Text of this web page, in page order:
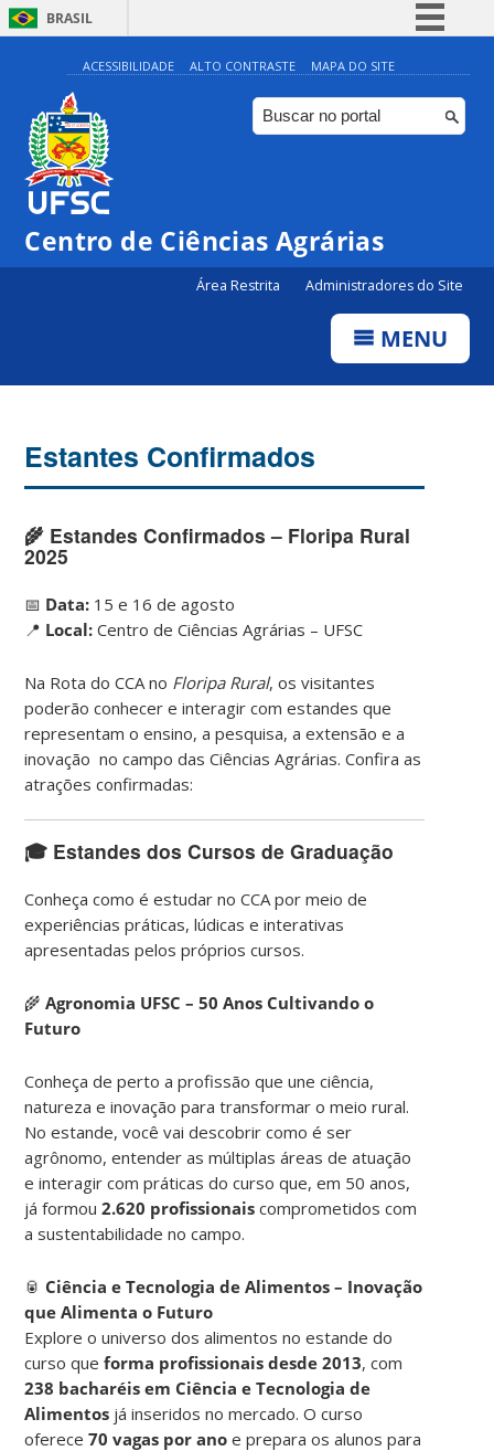
BRASIL
Simplifique!
Comunica BR
Participe
Canais
ACESSIBILIDADE ALTO CONTRASTE MAPA DO SITE
Centro de Ciências Agrárias
Área Restrita Administradores do Site
MENU
Estantes Confirmados
🌾 Estandes Confirmados – Floripa Rural
2025
📅 Data: 15 e 16 de agosto
📍 Local: Centro de Ciências Agrárias – UFSC
Na Rota do CCA no Floripa Rural, os visitantes
poderão conhecer e interagir com estandes que
representam o ensino, a pesquisa, a extensão e a
inovação no campo das Ciências Agrárias. Confira as
atrações confirmadas:
🎓 Estandes dos Cursos de Graduação
Conheça como é estudar no CCA por meio de
experiências práticas, lúdicas e interativas
apresentadas pelos próprios cursos.
🌾Agronomia UFSC – 50 Anos Cultivando o
Futuro
Conheça de perto a profissão que une ciência,
natureza e inovação para transformar o meio rural.
No estande, você vai descobrir como é ser
agrônomo, entender as múltiplas áreas de atuação
e interagir com práticas do curso que, em 50 anos,
já formou2.620 profissionais comprometidos com
a sustentabilidade no campo.
🥫 Ciência e Tecnologia de Alimentos – Inovação
que Alimenta o Futuro
Explore o universo dos alimentos no estande do
curso queforma profissionais desde 2013, com
238 bacharéis em Ciência e Tecnologia de
Alimentos já inseridos no mercado. O curso
oferece70 vagas por ano e prepara os alunos para